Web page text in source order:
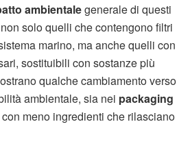
ambientalegenerale di questi
solo quelli che contengono filtri
marino, ma anche quelli con
sostituibili con sostanze più
qualche cambiamento verso
ambientale, sia nei packaging
meno ingredienti che rilasciano